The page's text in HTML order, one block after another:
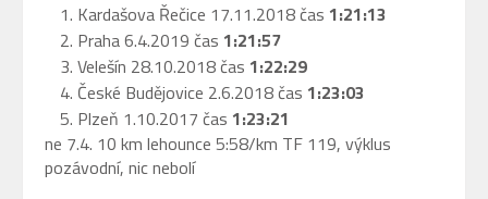
Kardašova Řečice 17.11.2018 čas 1:21:13
Praha 6.4.2019 čas 1:21:57
Velešín 28.10.2018 čas 1:22:29
České Budějovice 2.6.2018 čas 1:23:03
Plzeň 1.10.2017 čas 1:23:21
ne 7.4. 10 km lehounce 5:58/km TF 119, výklus
pozávodní, nic nebolí